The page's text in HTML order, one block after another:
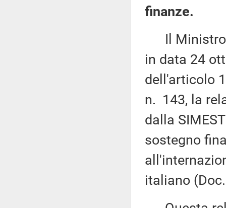
finanze.
Il Ministro
in data 24
dell'articolo
n. 143, la
dalla
sostegno
italiano